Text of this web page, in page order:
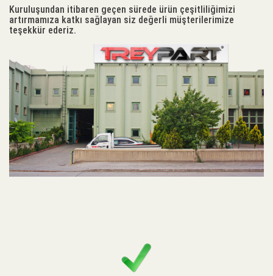
Kuruluşundan itibaren geçen sürede ürün çeşitliliğimizi
artırmamıza katkı sağlayan siz değerli müşterilerimize
teşekkür ederiz.